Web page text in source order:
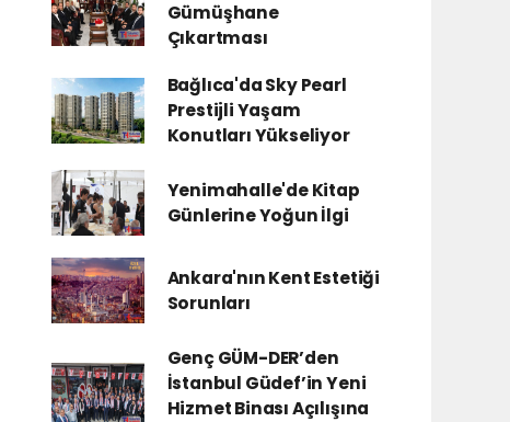
Gümüşhane
Çıkartması
Bağlıca'da Sky Pearl
Prestijli Yaşam
Konutları Yükseliyor
Yenimahalle'de Kitap
Günlerine Yoğun İlgi
Ankara'nın Kent Estetiği
Sorunları
Genç GÜM-DER’den
İstanbul Güdef’in Yeni
Hizmet Binası Açılışına